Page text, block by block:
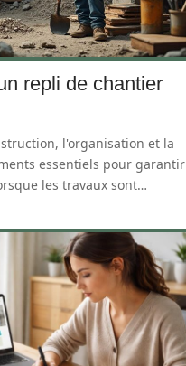
repli de chantier
l'organisation et la
essentiels pour garantir
les travaux sont…